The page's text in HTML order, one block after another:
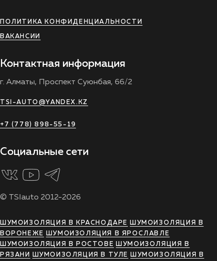
ПОЛИТИКА КОНФИДЕНЦИАЛЬНОСТИ
ВАКАНСИИ
Контактная информация
г. Алматы, Проспект Суюнбая, 66/2
TSI-AUTO@YANDEX.KZ
+7 (778) 898-55-19
Социальные сети
© TSIauto 2012-2026
ШУМОИЗОЛЯЦИЯ В КРАСНОДАРЕ
ШУМОИЗОЛЯЦИЯ В
ВОРОНЕЖЕ
ШУМОИЗОЛЯЦИЯ В ЯРОСЛАВЛЕ
ШУМОИЗОЛЯЦИЯ В РОСТОВЕ
ШУМОИЗОЛЯЦИЯ В
РЯЗАНИ
ШУМОИЗОЛЯЦИЯ В ТУЛЕ ШУМОИЗОЛЯЦИЯ В